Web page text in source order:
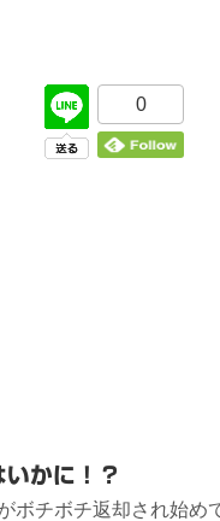
0
いかに！？
ボチボチ返却され始め